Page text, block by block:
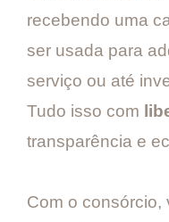
recebendo uma
ser usada para
serviço ou até
Tudo isso com
transparência e
Com o consórcio,